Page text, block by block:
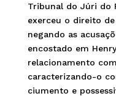
Tribunal do Júri do
exerceu o direito
negando as
encostado em
relacionamento
caracterizando-o
ciumento e